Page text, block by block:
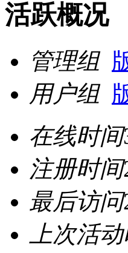
活跃概况
管理组
用户组
在线时间
注册时间
最后访问
上次活